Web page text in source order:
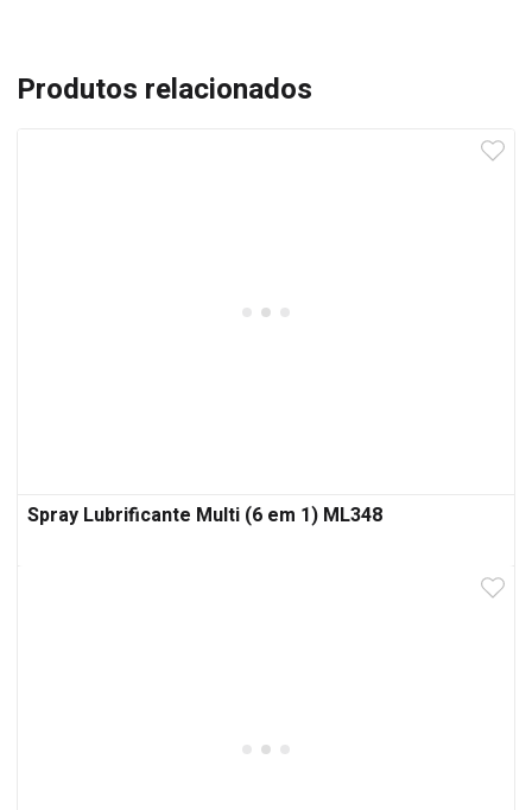
Produtos relacionados
Spray Lubrificante Multi (6 em 1) ML348